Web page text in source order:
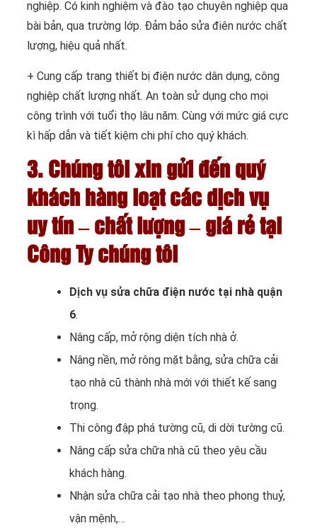
nghiệp. Có kinh nghiệm và đào tạo chuyên nghiệp qua
bài bản, qua trường lớp. Đảm bảo sửa điên nước chất
lượng, hiệu quả nhất.
+ Cung cấp trang thiết bị điện nước dân dụng, công
nghiệp chất lượng nhất. An toàn sử dụng cho mọi
công trình với tuổi thọ lâu năm. Cùng với mức giá cực
kì hấp dẫn và tiết kiệm chi phí cho quý khách.
3. Chúng tôi xin gửi đến quý
khách hàng loạt các dịch vụ
uy tín – chất lượng – giá rẻ tại
Công Ty chúng tôi
Dịch vụ sửa chữa điện nước tại nhà quận
6.
Nâng cấp, mở rộng diện tích nhà ở.
Nâng nền, mở rông mặt bằng, sửa chữa cải
tạo nhà cũ thành nhà mới với thiết kế sang
trọng.
Thi công đập phá tường cũ, di dời tường cũ.
Nâng cấp sửa chữa nhà cũ theo yêu cầu
khách hàng.
Nhận sửa chữa cải tạo nhà theo phong thuỷ,
vận mệnh,…